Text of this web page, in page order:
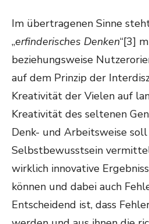
Im übertragenen Sinne
„erfinderisches Denken“[3]
beziehungsweise
auf dem Prinzip der
Kreativität der Vielen auf
Kreativität des seltenen
Denk- und Arbeitsweise
Selbstbewusstsein
wirklich innovative
können und dabei auch
Entscheidend ist, dass